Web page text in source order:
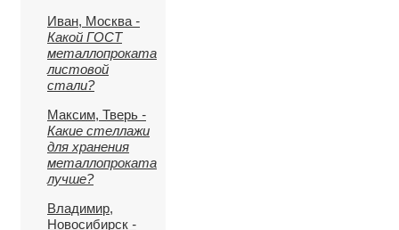
Иван, Москва -
Какой ГОСТ
металлопроката
листовой
стали?
Максим, Тверь -
Какие стеллажи
для хранения
металлопроката
лучше?
Владимир,
Новосибирск -